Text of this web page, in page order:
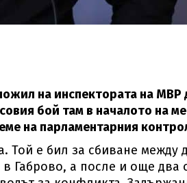
на инспектората на МВР
бой там в началото на
на парламентарния
Той е бил за сбиване между
Габрово, а после и още два